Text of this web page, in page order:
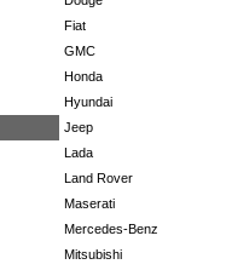
Fiat
GMC
Honda
Hyundai
Jeep
Lada
Land Rover
Maserati
Mercedes-Benz
Mitsubishi